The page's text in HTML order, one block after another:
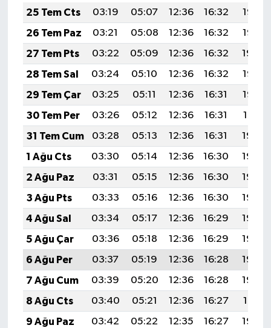
25 Tem Cts
03:19 05:07 12:36 16:32
19:56
26 Tem Paz
03:21 05:08 12:36 16:32
19:55
27 Tem Pts
03:22 05:09 12:36 16:32
19:54
28 Tem Sal
03:24 05:10 12:36 16:32
19:53
29 Tem Çar
03:25 05:11 12:36 16:31
19:52
30 Tem Per
03:26 05:12 12:36 16:31
19:51
31 Tem Cum
03:28 05:13 12:36 16:31
19:50
1 Ağu Cts
03:30 05:14 12:36 16:30
19:49
2 Ağu Paz
03:31 05:15 12:36 16:30
19:48
3 Ağu Pts
03:33 05:16 12:36 16:30
19:46
4 Ağu Sal
03:34 05:17 12:36 16:29
19:45
5 Ağu Çar
03:36 05:18 12:36 16:29
19:44
6 Ağu Per
03:37 05:19 12:36 16:28
19:43
7 Ağu Cum
03:39 05:20 12:36 16:28
19:42
8 Ağu Cts
03:40 05:21 12:36 16:27
19:41
9 Ağu Paz
03:42 05:22 12:35 16:27
19:39